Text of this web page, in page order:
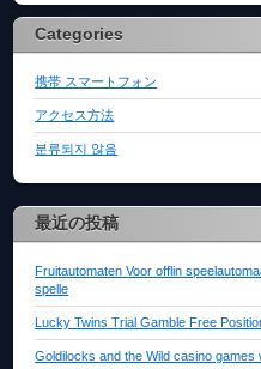
Categories
携帯 スマートフォン
アクセス方法
분류되지 않음
最近の投稿
Fruitautomaten Voor offlin
spelle
Lucky Twins Trial Gamble Free
Goldilocks and the Wild casino